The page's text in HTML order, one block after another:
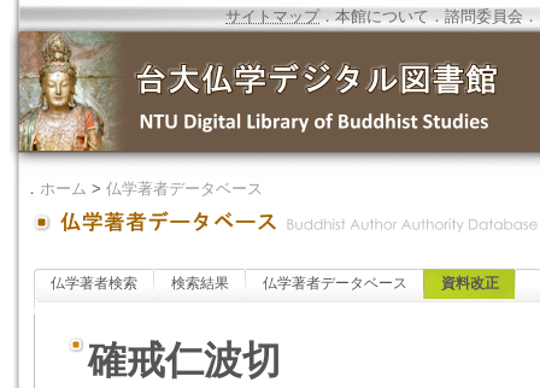
サイトマップ．本館について ．諮問委員会 ．
． ホーム > 仏学著者データベース
仏学著者検索 検索結果 仏学著者データベース 資料改正
確戒仁波切